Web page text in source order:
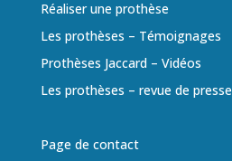
Réaliser une prothèse
Les prothèses – Témoignages
Prothèses Jaccard – Vidéos
Les prothèses – revue de presse
Page de contact